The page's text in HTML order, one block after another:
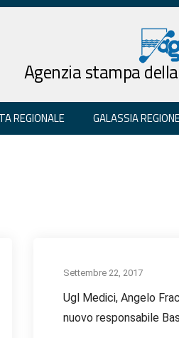
Agenzia stampa
REGIONALE GALASSIA
Settembre 22, 2017
Ugl Medici, Angelo
nuovo responsabile